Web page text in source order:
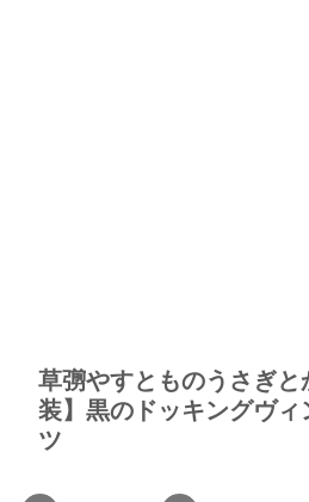
草彅やすとものうさぎと
装】黒のドッキングヴィ
ツ